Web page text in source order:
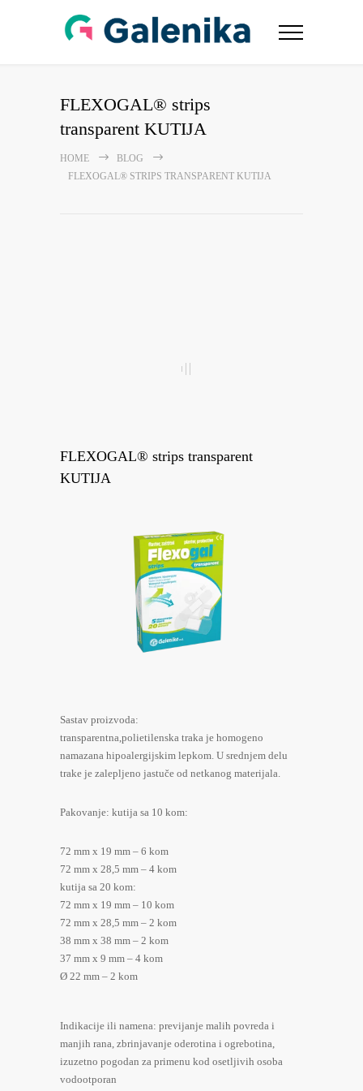
FLEXOGAL® strips
transparent KUTIJA
HOME
BLOG
FLEXOGAL® STRIPS TRANSPARENT KUTIJA
FLEXOGAL® strips transparent
KUTIJA
Sastav proizvoda:
transparentna,polietilenska traka je homogeno
namazana hipoalergijskim lepkom. U srednjem delu
trake je zalepljeno jastuče od netkanog materijala.
Pakovanje: kutija sa 10 kom:
72 mm x 19 mm – 6 kom
72 mm x 28,5 mm – 4 kom
kutija sa 20 kom:
72 mm x 19 mm – 10 kom
72 mm x 28,5 mm – 2 kom
38 mm x 38 mm – 2 kom
37 mm x 9 mm – 4 kom
Ø 22 mm – 2 kom
Indikacije ili namena: previjanje malih povreda i
manjih rana, zbrinjavanje oderotina i ogrebotina,
izuzetno pogodan za primenu kod osetljivih osoba
vodootporan